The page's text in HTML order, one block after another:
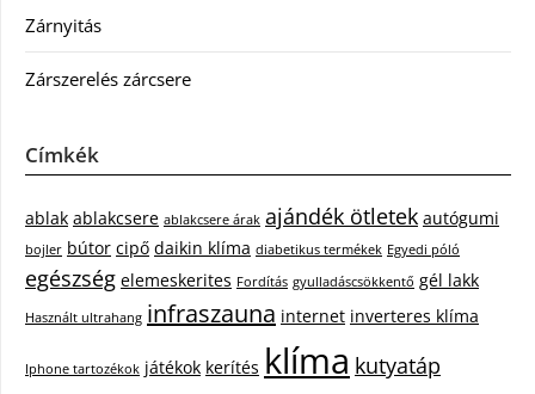
Zárnyitás
Zárszerelés zárcsere
Címkék
ablak ablakcsere ablakcsere árak ajándék ötletek autógumi
bojler bútor cipő daikin klíma diabetikus termékek Egyedi póló
egészség elemeskerites Fordítás gyulladáscsökkentő gél lakk
Használt ultrahang infraszauna internet inverteres klíma
Iphone tartozékok játékok kerítés klíma kutyatáp